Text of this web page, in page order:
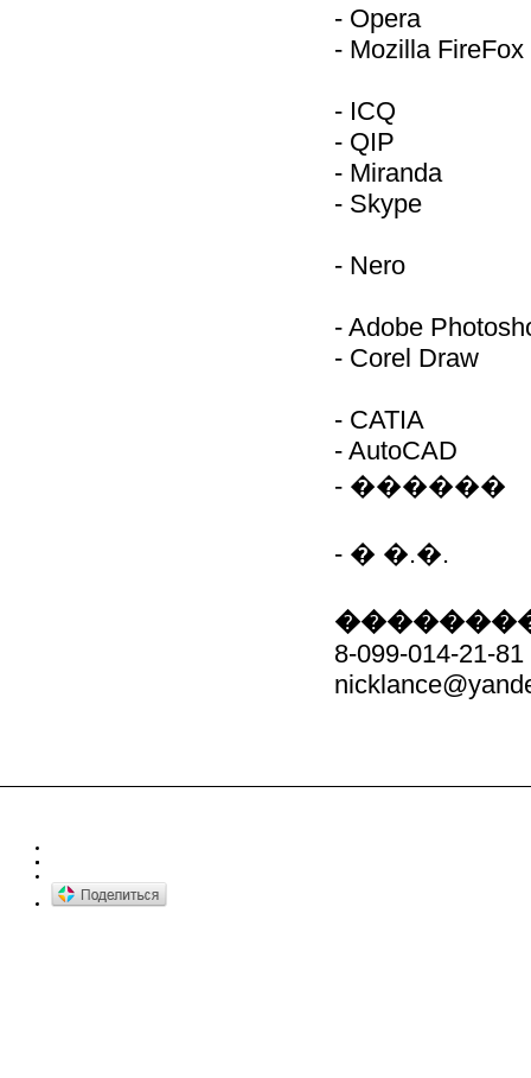
- Opera
- Mozilla FireFox
- ICQ
- QIP
- Miranda
- Skype
- Nero
- Adobe
- Corel Draw
- CATIA
- AutoCAD
- ������
- � �.�.
8-099-014-21-81